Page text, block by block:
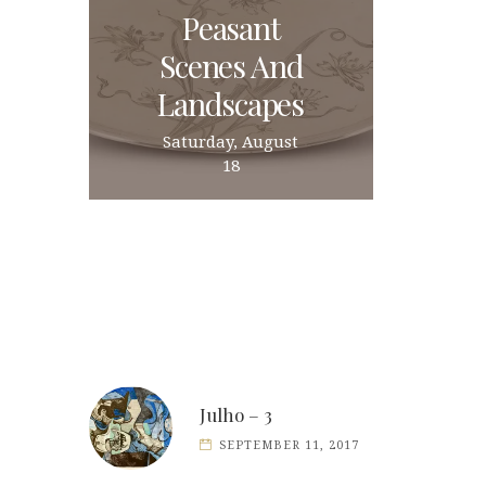
Peasant
Scenes And
Landscapes
Saturday, August
18
Julho – 3
SEPTEMBER 11, 2017